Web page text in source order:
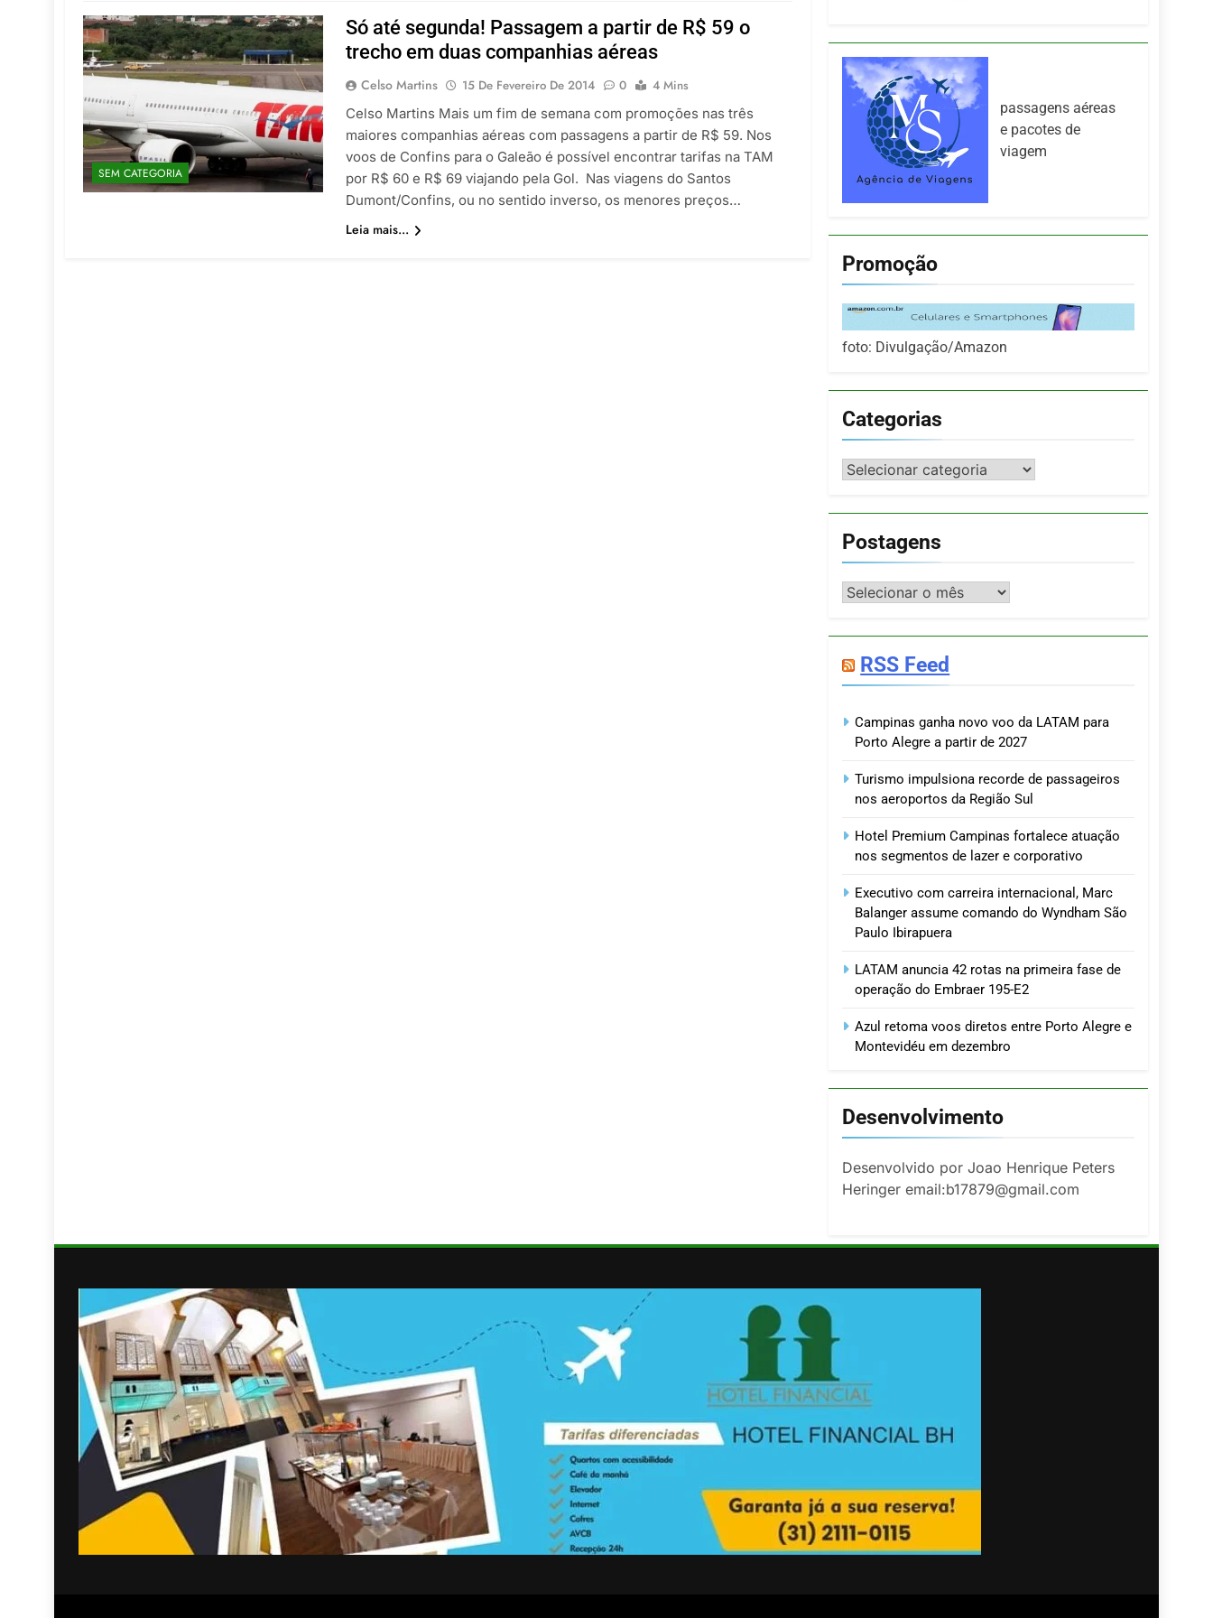
SEM CATEGORIA
Só até segunda! Passagem a partir de R$ 59 o
trecho em duas companhias aéreas
Celso Martins 15 De Fevereiro De 2014 0
4 Mins
Celso Martins Mais um fim de semana com promoções nas três
maiores companhias aéreas com passagens a partir de R$ 59. Nos
voos de Confins para o Galeão é possível encontrar tarifas na TAM
por R$ 60 e R$ 69 viajando pela Gol. Nas viagens do Santos
Dumont/Confins, ou no sentido inverso, os menores preços…
Leia mais...
passagens aéreas
e pacotes de
viagem
Promoção
foto: Divulgação/Amazon
Categorias
Categorias
Postagens
Postagens
RSS Feed
Campinas ganha novo voo da LATAM para
Porto Alegre a partir de 2027
Turismo impulsiona recorde de passageiros
nos aeroportos da Região Sul
Hotel Premium Campinas fortalece atuação
nos segmentos de lazer e corporativo
Executivo com carreira internacional, Marc
Balanger assume comando do Wyndham São
Paulo Ibirapuera
LATAM anuncia 42 rotas na primeira fase de
operação do Embraer 195-E2
Azul retoma voos diretos entre Porto Alegre e
Montevidéu em dezembro
Desenvolvimento
Desenvolvido por Joao Henrique Peters
Heringer email:b17879@gmail.com